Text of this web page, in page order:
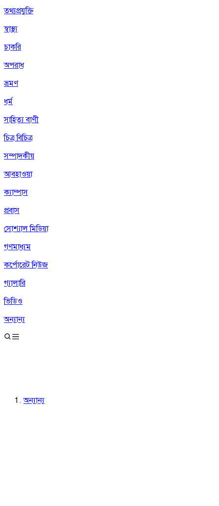
তথ্যপ্রযুক্তি
স্বাস্থ্য
চাকরি
অপরাধ
ভ্রমণ
ধর্ম
সাহিত্য বাণী
চিত্র বিচিত্র
সম্পাদকীয়
আবহাওয়া
ক্যাম্পাস
প্রবাস
সোশ্যাল মিডিয়া
গণমাধ্যম
কর্পোরেট নিউজ
গ্যালারি
ভিডিও
অন্যান্য
অন্যান্য